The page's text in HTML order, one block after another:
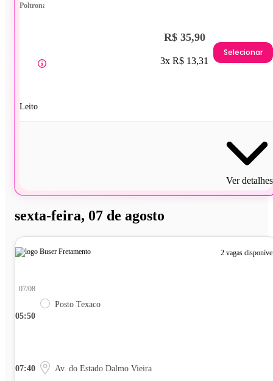
Poltrona
Leito
R$ 35,90
3x R$ 13,31
Selecionar
Ver detalhes
sexta-feira, 07 de agosto
2 vagas
05:50
07/08
Posto Texaco
07:40 Av. do Estado Dalmo Vieira